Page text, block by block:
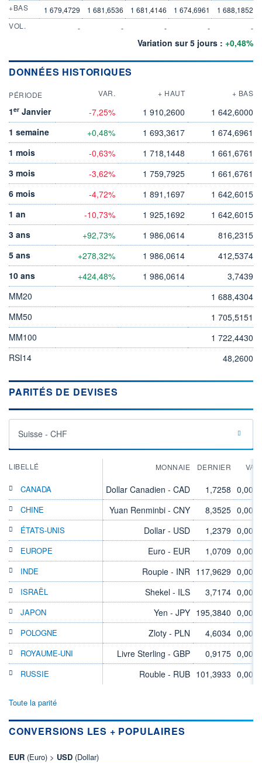
+BAS
1 679,4729 1 681,6536 1 681,4146 1 674,6961
1 688,1852
VOL.
- - - - -
Variation sur 5 jours : +0,48%
DONNÉES HISTORIQUES
PÉRIODE VAR. + HAUT + BAS
1er Janvier -7,25% 1 910,2600
1 642,6000
1 semaine
+0,48% 1 693,3617
1 674,6961
1 mois
-0,63% 1 718,1448
1 661,6761
3 mois
-3,62% 1 759,7925
1 661,6761
6 mois
-4,72% 1 891,1697
1 642,6015
1 an
-10,73% 1 925,1692
1 642,6015
3 ans
+92,73% 1 986,0614
816,2315
5 ans
+278,32% 1 986,0614
412,5374
10 ans
+424,48% 1 986,0614
3,7439
MM20
1 688,4304
MM50
1 705,5151
MM100
1 722,4430
RSI14
48,2600
PARITÉS DE DEVISES
Suisse - CHF
LIBELLÉ MONNAIE DERNIER VAR
CANADA Dollar Canadien - CAD 1,7258 0,00%
CHINE Yuan Renminbi - CNY 8,3525 0,00%
ÉTATS-UNIS Dollar - USD 1,2379 0,00%
EUROPE Euro - EUR 1,0709 0,00%
INDE Roupie - INR 117,9629 0,00%
ISRAËL Shekel - ILS 3,7174 0,00%
JAPON Yen - JPY 195,3840 0,00%
POLOGNE Zloty - PLN 4,6034 0,00%
ROYAUME-UNI Livre Sterling - GBP 0,9175 0,00%
RUSSIE Rouble - RUB 101,3933 0,00%
Toute la parité
CONVERSIONS LES + POPULAIRES
EUR (Euro) > USD (Dollar)